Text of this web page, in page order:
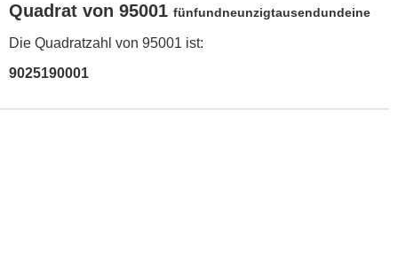
Quadrat von 95001 fünfundneunzigtausendundeine
Die Quadratzahl von 95001 ist:
9025190001